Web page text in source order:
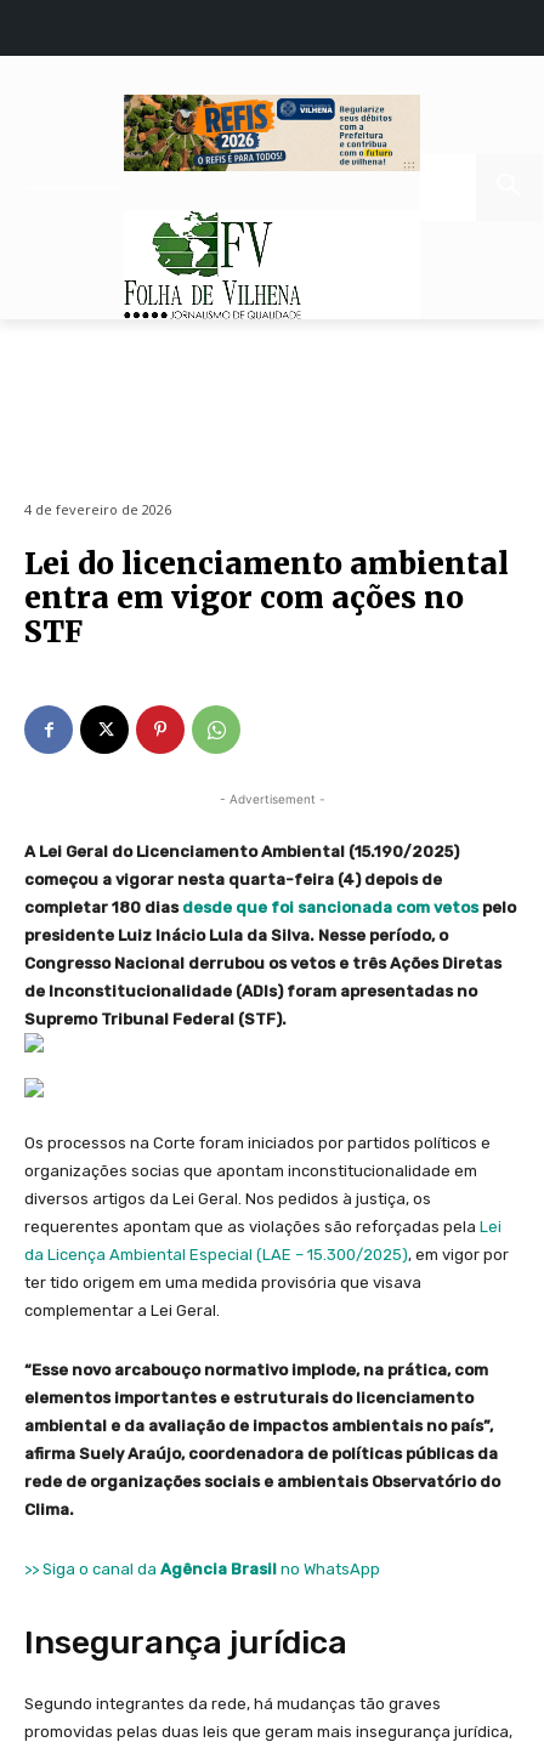
4 de fevereiro de 2026
Lei do licenciamento ambiental
entra em vigor com ações no
STF
- Advertisement -
A Lei Geral do Licenciamento Ambiental (15.190/2025)
começou a vigorar nesta quarta-feira (4) depois de
completar 180 dias desde que foi sancionada com vetospelo
presidente Luiz Inácio Lula da Silva. Nesse período, o
Congresso Nacional derrubou os vetos e três Ações Diretas
de Inconstitucionalidade (ADIs) foram apresentadas no
Supremo Tribunal Federal (STF).
Os processos na Corte foram iniciados por partidos políticos e
organizações socias que apontam inconstitucionalidade em
diversos artigos da Lei Geral. Nos pedidos à justiça, os
requerentes apontam que as violações são reforçadas pela Lei
da Licença Ambiental Especial (LAE – 15.300/2025), em vigor por
ter tido origem em uma medida provisória que visava
complementar a Lei Geral.
“Esse novo arcabouço normativo implode, na prática, com
elementos importantes e estruturais do licenciamento
ambiental e da avaliação de impactos ambientais no país”,
afirma Suely Araújo, coordenadora de políticas públicas da
rede de organizações sociais e ambientais Observatório do
Clima.
>> Siga o canal da Agência Brasil no WhatsApp
Insegurança jurídica
Segundo integrantes da rede, há mudanças tão graves
promovidas pelas duas leis que geram mais insegurança jurídica,